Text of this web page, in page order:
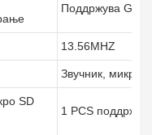
Поддржува GPS
13.56MHZ
Звучник,
SD
1 PCS